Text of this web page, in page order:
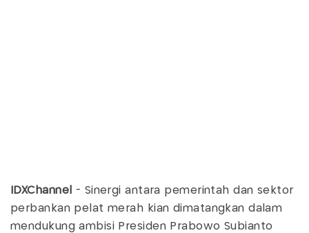
IDXChannel - Sinergi antara pemerintah dan sektor
perbankan pelat merah kian dimatangkan dalam
mendukung ambisi Presiden Prabowo Subianto